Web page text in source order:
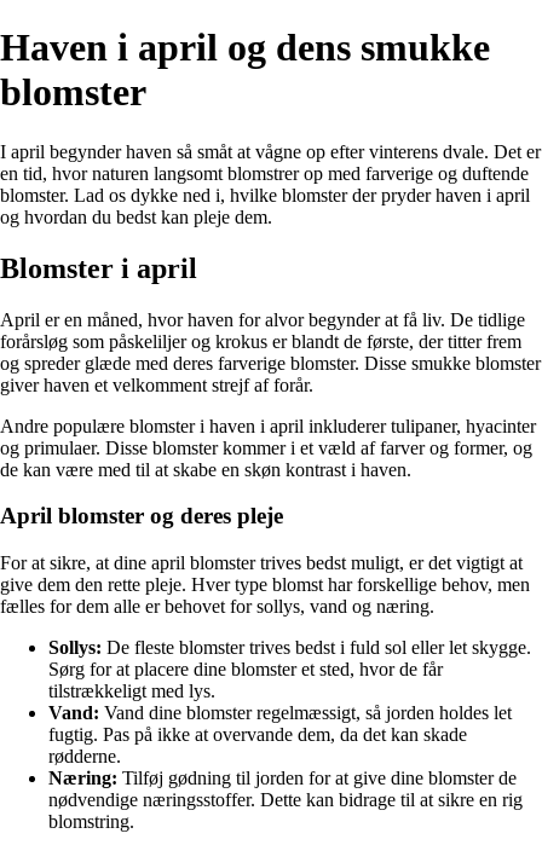
Haven i april og dens smukke
blomster
I april begynder haven så småt at vågne op efter vinterens dvale. Det er
en tid, hvor naturen langsomt blomstrer op med farverige og duftende
blomster. Lad os dykke ned i, hvilke blomster der pryder haven i april
og hvordan du bedst kan pleje dem.
Blomster i april
April er en måned, hvor haven for alvor begynder at få liv. De tidlige
forårsløg som påskeliljer og krokus er blandt de første, der titter frem
og spreder glæde med deres farverige blomster. Disse smukke blomster
giver haven et velkomment strejf af forår.
Andre populære blomster i haven i april inkluderer tulipaner, hyacinter
og primulaer. Disse blomster kommer i et væld af farver og former, og
de kan være med til at skabe en skøn kontrast i haven.
April blomster og deres pleje
For at sikre, at dine april blomster trives bedst muligt, er det vigtigt at
give dem den rette pleje. Hver type blomst har forskellige behov, men
fælles for dem alle er behovet for sollys, vand og næring.
Sollys: De fleste blomster trives bedst i fuld sol eller let skygge.
Sørg for at placere dine blomster et sted, hvor de får
tilstrækkeligt med lys.
Vand: Vand dine blomster regelmæssigt, så jorden holdes let
fugtig. Pas på ikke at overvande dem, da det kan skade
rødderne.
Næring: Tilføj gødning til jorden for at give dine blomster de
nødvendige næringsstoffer. Dette kan bidrage til at sikre en rig
blomstring.